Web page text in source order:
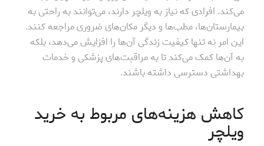
می‌کند. افرادی که نیاز به ویلچر دارند، می‌توانند به راحتی به
بیمارستان‌ها، مطب‌ها و دیگر مکان‌های ضروری مراجعه کنند.
این امر نه تنها کیفیت زندگی آن‌ها را افزایش می‌دهد، بلکه
به آن‌ها کمک می‌کند تا به مراقبت‌های پزشکی و خدمات
بهداشتی دسترسی داشته باشند.
کاهش هزینه‌های مربوط به خرید
ویلچر